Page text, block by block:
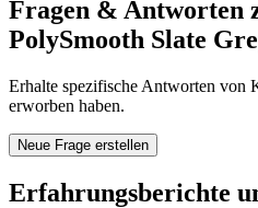
Fragen & Antworten
PolySmooth Slate
Erhalte spezifische Antworten von
erworben haben.
Neue Frage erstellen
Erfahrungsberichte